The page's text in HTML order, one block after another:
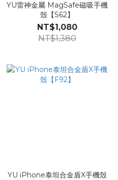
YU雷神金屬 MagSafe磁吸手機
殼【S62】
NT$1,080
NT$1,380
YU iPhone泰坦合金盾X手機殼